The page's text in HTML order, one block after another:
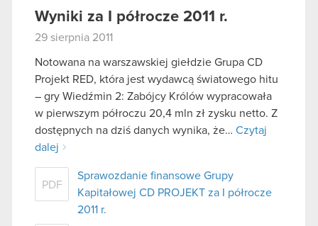
Wyniki za I półrocze 2011 r.
29 sierpnia 2011
Notowana na warszawskiej giełdzie Grupa CD
Projekt RED, która jest wydawcą światowego hitu
– gry Wiedźmin 2: Zabójcy Królów wypracowała
w pierwszym półroczu 20,4 mln zł zysku netto. Z
dostępnych na dziś danych wynika, że… Czytaj
dalej
PDF
Sprawozdanie finansowe Grupy
Kapitałowej CD PROJEKT za I półrocze
2011 r.